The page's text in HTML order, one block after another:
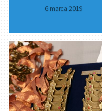
6 marca 2019